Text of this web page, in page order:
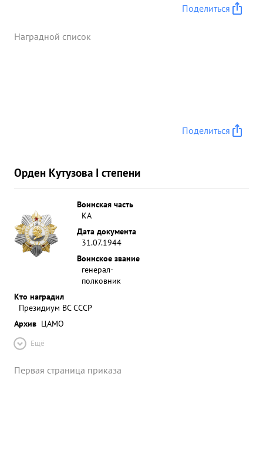
Поделиться
Наградной список
Поделиться
Орден Кутузова I степени
Воинская часть
КА
Дата документа
31.07.1944
Воинское звание
генерал-
полковник
Кто наградил
Президиум ВС СССР
Архив ЦАМО
Ещё
Первая страница приказа